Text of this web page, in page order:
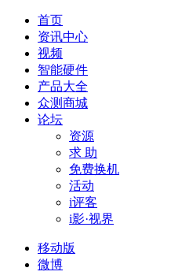
首页
资讯中心
视频
智能硬件
产品大全
众测商城
论坛
资源
求 助
免费换机
活动
i评客
i影·视界
移动版
微博